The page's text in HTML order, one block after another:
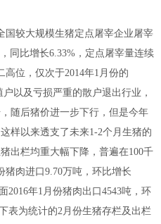
较大规模生猪定点屠宰企业屠宰
同比增长6.33%，定点屠宰量连续
位，仅次于2014年1月份的
以及亏损严重的散户退出行业，
随后猪价进一步下行，但是今年
样以来透支了未来1-2个月生猪的
出栏均重大幅下降，普遍在100千
猪肉进口9.70万吨，环比增长
2016年1月份猪肉出口4543吨，环
表为统计的2月份生猪存栏及出栏